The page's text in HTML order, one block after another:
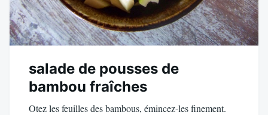
salade de pousses de
bambou fraîches
Otez les feuilles des bambous, émincez-les finement.